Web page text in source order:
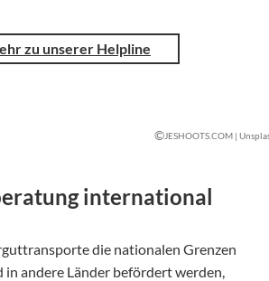
zu unserer Helpline
©JESHOOTS.COM |
international
die nationalen Grenzen
in andere Länder befördert werden,